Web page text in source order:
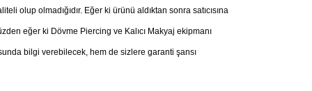
olup olmadığıdır. Eğer ki ürünü aldıktan sonra satıcısına
eğer ki Dövme Piercing ve Kalıcı Makyaj ekipmanı
bilgi verebilecek, hem de sizlere garanti şansı